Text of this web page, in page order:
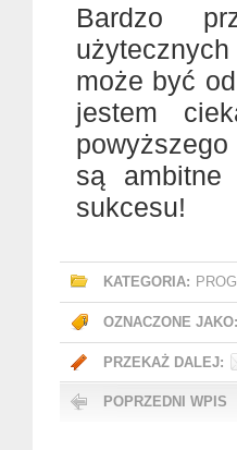
Bardzo
może być
jestem
są
sukcesu!
KATEGORIA:
OZNACZONE JAKO:
PRZEKAŻ DALEJ:
POPRZEDNI WPIS